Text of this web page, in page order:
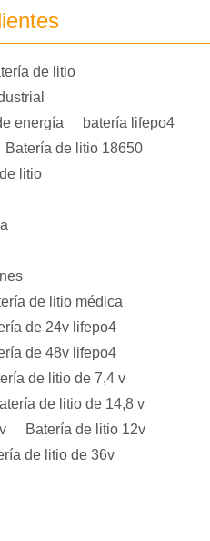
de litio
energía
batería lifepo4
Batería de litio 18650
litio
de litio médica
de 24v lifepo4
de 48v lifepo4
de litio de 7,4 v
de litio de 14,8 v
Batería de litio 12v
de litio de 36v